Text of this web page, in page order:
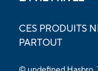
CES PRODUITS
PARTOUT